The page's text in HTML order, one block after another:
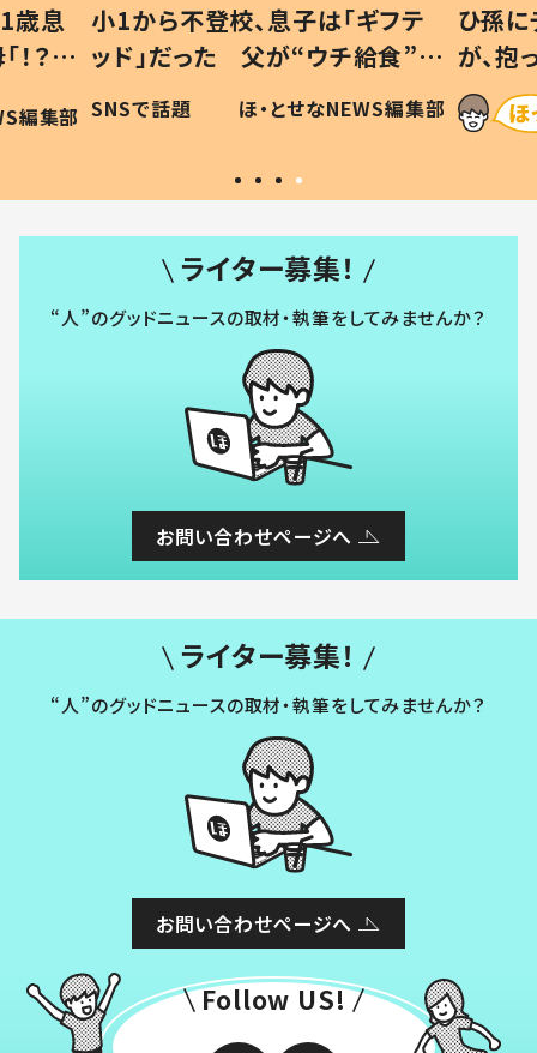
歳息
？」
編集部
小1から不登校、息子は「ギフテ
ッド」だった 父が“ウチ給食”を
作り続ける理由とは #令和の親
#令和の子
SNSで話題 ほ・とせなNEWS編集部
ひ孫
が、
「涙が
い」
ライター募集！
“人”のグッドニュースの取材・執筆をしてみませんか？
お問い合わせページへ
ライター募集！
“人”のグッドニュースの取材・執筆をしてみませんか？
お問い合わせページへ
Follow US!